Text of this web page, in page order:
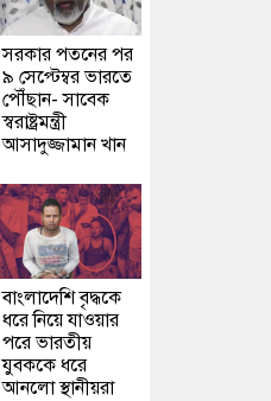
সরকার পতনের পর
৯ সেপ্টেম্বর ভারতে
পৌঁছান- সাবেক
স্বরাষ্ট্রমন্ত্রী
আসাদুজ্জামান খান
বাংলাদেশি বৃদ্ধকে
ধরে নিয়ে যাওয়ার
পরে ভারতীয়
যুবককে ধরে
আনলো স্থানীয়রা